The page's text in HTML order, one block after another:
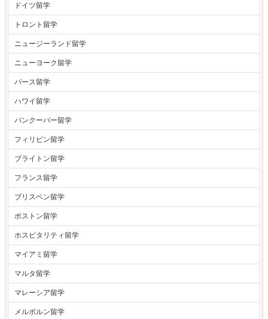
ドイツ留学
トロント留学
ニュージーランド留学
ニューヨーク留学
パース留学
ハワイ留学
バンクーバー留学
フィリピン留学
ブライトン留学
フランス留学
ブリスベン留学
ボストン留学
ホスピタリティ留学
マイアミ留学
マルタ留学
マレーシア留学
メルボルン留学